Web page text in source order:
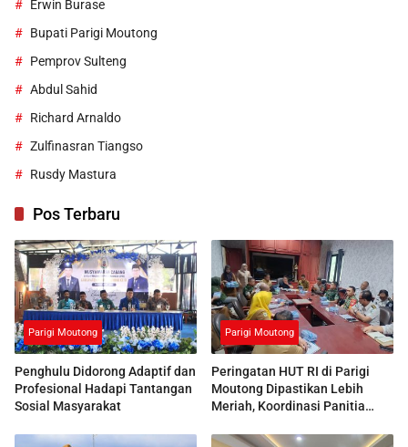
Erwin Burase
Bupati Parigi Moutong
Pemprov Sulteng
Abdul Sahid
Richard Arnaldo
Zulfinasran Tiangso
Rusdy Mastura
Pos Terbaru
Parigi Moutong
Penghulu Didorong Adaptif dan
Profesional Hadapi Tantangan
Sosial Masyarakat
Parigi Moutong
Peringatan HUT RI di Parigi
Moutong Dipastikan Lebih
Meriah, Koordinasi Panitia